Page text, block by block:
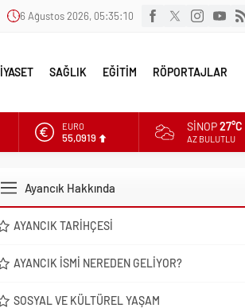
6 Ağustos 2026, 05:35:11
SAĞLIK EĞİTİM RÖPORTAJLAR
EURO
55,0919
DOLAR
47,5932
SINOP27°C
AZ BULUTLU
Ayancık Hakkında
AYANCIK TARIHÇESI
AYANCIK İSMI NEREDEN GELIYOR?
SOSYAL VE KÜLTÜREL YAŞAM